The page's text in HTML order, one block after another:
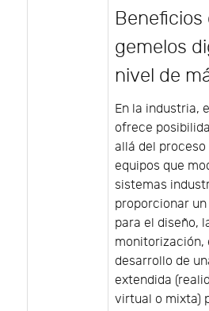
Beneficios
gemelos
nivel de
En la industria,
ofrece
allá del proceso
equipos que
sistemas
proporcionar
para el diseño,
monitorización,
desarrollo de
extendida
virtual o mixta)